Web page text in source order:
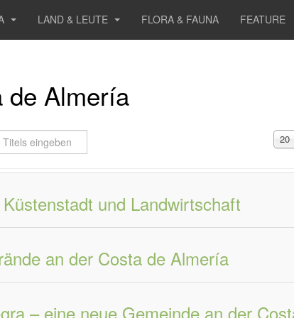
LAND & LEUTE FLORA & FAUNA FEATURE
de Almería
#
20
und Landwirtschaft
an der Costa de Almería
– eine neue Gemeinde an der